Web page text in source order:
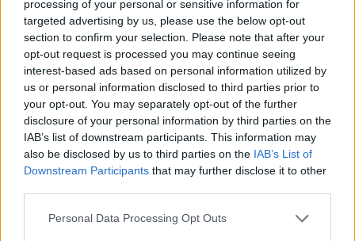
processing of your personal or sensitive information for
targeted advertising by us, please use the below opt-out
section to confirm your selection. Please note that after your
opt-out request is processed you may continue seeing
interest-based ads based on personal information utilized by
us or personal information disclosed to third parties prior to
your opt-out. You may separately opt-out of the further
disclosure of your personal information by third parties on the
IAB’s list of downstream participants. This information may
also be disclosed by us to third parties on the IAB’s List of
Downstream Participants that may further disclose it to other
Personal Data Processing Opt Outs
Ti spennende nyheter på